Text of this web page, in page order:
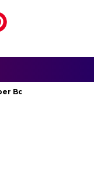
Performances,